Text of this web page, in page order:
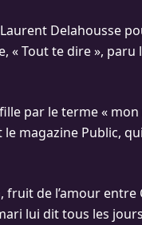
Delahousse
« Tout te dire », paru
par le terme « mon
le magazine Public,
de l’amour entre
lui dit tous les jours